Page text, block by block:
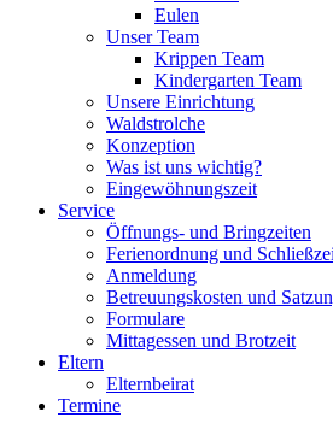
Eulen
Unser Team
Krippen Team
Kindergarten Team
Unsere Einrichtung
Waldstrolche
Konzeption
Was ist uns wichtig?
Eingewöhnungszeit
Service
Öffnungs- und Bringzeiten
Ferienordnung und
Anmeldung
Betreuungskosten und
Formulare
Mittagessen und Brotzeit
Eltern
Elternbeirat
Termine